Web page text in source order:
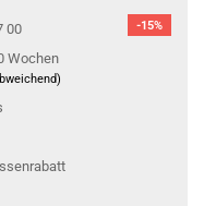
-15%
00
Wochen